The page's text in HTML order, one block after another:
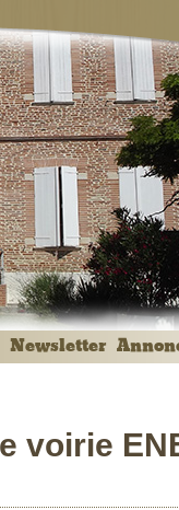
Newsletter
voirie